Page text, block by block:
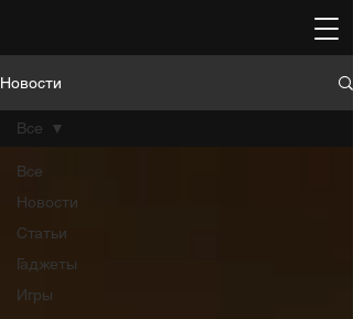
Новости
Все
Новости
Статьи
Гаджеты
Игры
Все